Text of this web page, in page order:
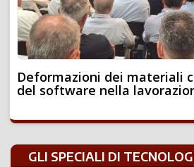
Deformazioni dei materiali
del software nella
GLI SPECIALI DI